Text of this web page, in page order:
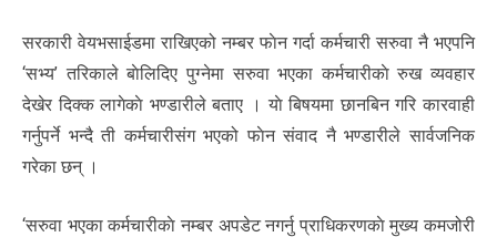
सरकारी वेयभसाईडमा राखिएको नम्बर फाेन गर्दा कर्मचारी सरुवा नै भएपनि
‘सभ्य’ तरिकाले बाेलिदिए पुग्नेमा सरुवा भएका कर्मचारीकाे रुख व्यवहार
देखेर दिक्क लागेकाे भण्डारीले बताए । याे बिषयमा छानबिन गरि कारवाही
गर्नुपर्ने भन्दै ती कर्मचारीसंग भएको फाेन संवाद नै भण्डारीले सार्वजनिक
गरेका छन् ।
‘सरुवा भएका कर्मचारीकाे नम्बर अपडेट नगर्नु प्राधिकरणकाे मुख्य कमजोरी